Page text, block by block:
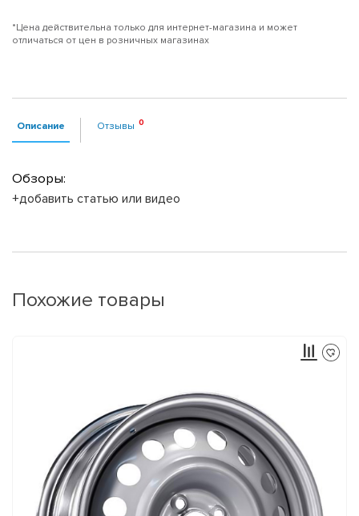
*Цена действительна только для интернет-магазина и может
отличаться от цен в розничных магазинах
Описание Отзывы
Обзоры:
+добавить статью или видео
Похожие товары